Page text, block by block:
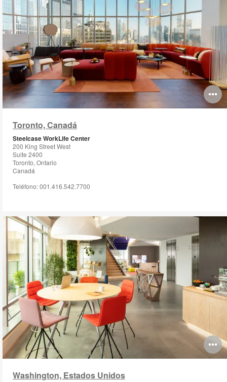
Toronto, Canadá
Steelcase WorkLife Center
200 King Street West
Suite 2400
Toronto, Ontario
Canadá
Teléfono: 001.416.542.7700
Washington, Estados Unidos